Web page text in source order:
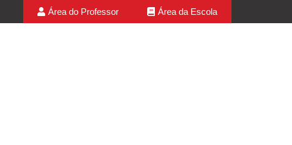
Área do Professor Área da Escola